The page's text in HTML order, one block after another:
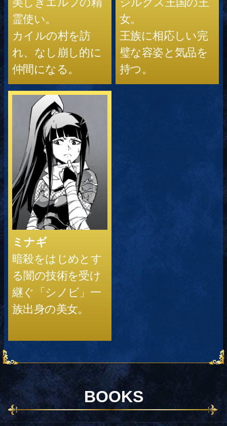
霊使い。
カイルの村を訪
れ、なし崩し的に
仲間になる。
女。
王族に相応しい完
璧な容姿と気品を
持つ。
ミナギ
暗殺をはじめとす
る闇の技術を受け
継ぐ「シノビ」一
族出身の美女。
BOOKS